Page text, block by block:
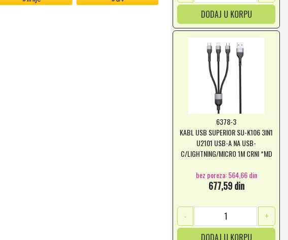
DODAJ U KORPU
6378-3
KABL USB SUPERIOR SU-K106 3IN1
U2101 USB-A NA USB-
C/LIGHTNING/MICRO 1M CRNI *MD
bez poreza: 564,66 din
677,59 din
-
+
DODAJ U KORPU